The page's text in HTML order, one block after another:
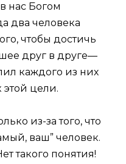
нас Богом
два человека
чтобы достичь
друг в друге—
каждого из них
этой цели.
из-за того, что
ваш” человек.
такого понятия!